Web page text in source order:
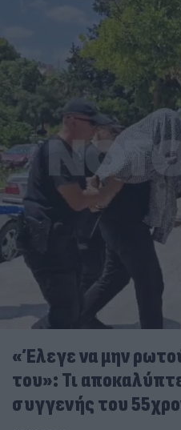
«Έλεγε να μην
του»: Τι
συγγενής του